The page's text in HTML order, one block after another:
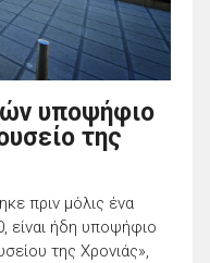
υποψήφιο
της
πριν μόλις ένα
είναι ήδη υποψήφιο
της Χρονιάς»,